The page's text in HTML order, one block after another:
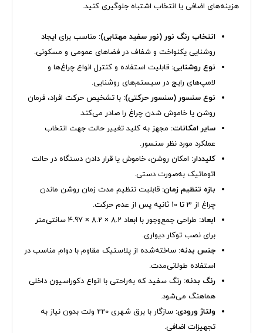
هزینه‌های اضافی یا انتخاب اشتباه جلوگیری کنید.
انتخاب رنگ نور (نور سفید مهتابی): مناسب برای ایجاد
روشنایی یکنواخت و شفاف در فضاهای عمومی و مسکونی.
نوع روشنایی: قابلیت استفاده و کنترل انواع چراغ‌ها و
لامپ‌های رایج در سیستم‌های روشنایی.
نوع سنسور (سنسور حرکتی): با تشخیص حرکت افراد، فرمان
روشن یا خاموش شدن چراغ را صادر می‌کند.
سایر امکانات: مجهز به کلید تغییر حالت جهت انتخاب
عملکرد مورد نظر سنسور.
کلیددار: امکان روشن، خاموش یا قرار دادن دستگاه در حالت
اتوماتیک به‌صورت دستی.
بازه تنظیم زمان: قابلیت تنظیم مدت زمان روشن ماندن
چراغ از 3 تا 10 ثانیه پس از عدم حرکت.
ابعاد:
طراحی جمع‌وجور با ابعاد 8.2 × 8.2 × 4.97 سانتی‌متر
برای نصب توکار دیواری.
جنس بدنه: ساخته‌شده از پلاستیک مقاوم با دوام مناسب در
استفاده طولانی‌مدت.
رنگ بدنه: رنگ سفید که به‌راحتی با انواع دکوراسیون داخلی
هماهنگ می‌شود.
ولتاژ ورودی:
سازگار با برق شهری 220 ولت بدون نیاز به
تجهیزات اضافی.